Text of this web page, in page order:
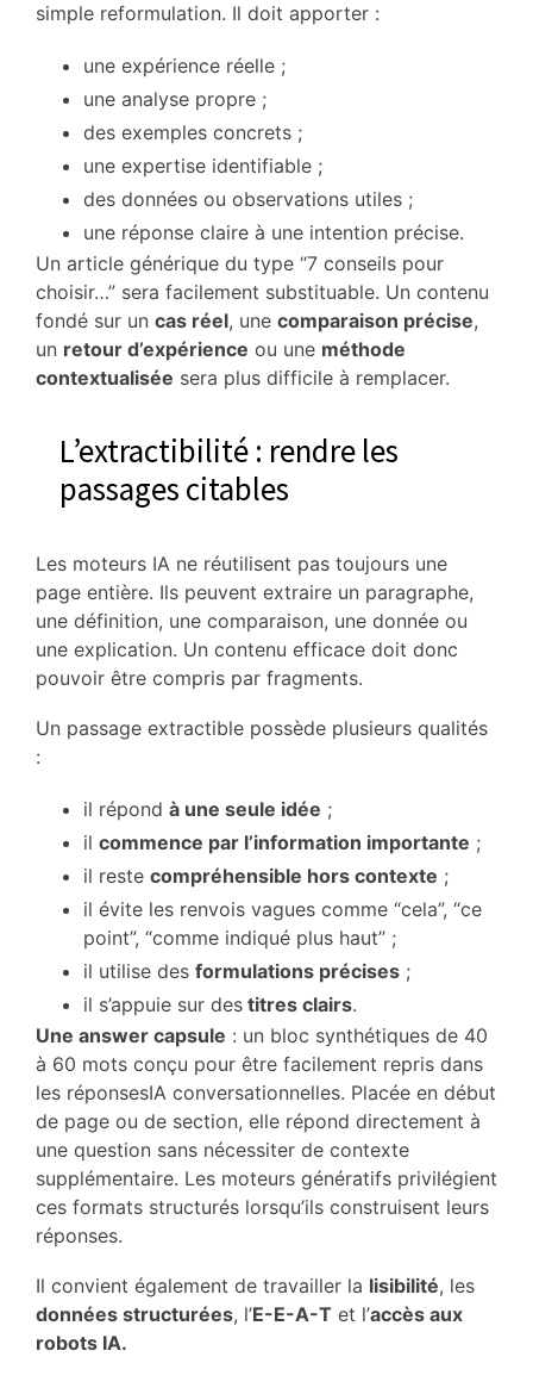
simple reformulation. Il doit apporter :
une expérience réelle ;
une analyse propre ;
des exemples concrets ;
une expertise identifiable ;
des données ou observations utiles ;
une réponse claire à une intention précise.
Un article générique du type “7 conseils pour
choisir…” sera facilement substituable. Un contenu
fondé sur un cas réel, une comparaison précise,
un retour d’expérience ou une méthode
contextualisée sera plus difficile à remplacer.
L’extractibilité : rendre les
passages citables
Les moteurs IA ne réutilisent pas toujours une
page entière. Ils peuvent extraire un paragraphe,
une définition, une comparaison, une donnée ou
une explication. Un contenu efficace doit donc
pouvoir être compris par fragments.
Un passage extractible possède plusieurs qualités
:
il répond à une seule idée ;
il commence par l’information importante ;
il reste compréhensible hors contexte ;
il évite les renvois vagues comme “cela”, “ce
point”, “comme indiqué plus haut” ;
il utilise des formulations précises ;
il s’appuie sur des titres clairs.
Une answer capsule : un bloc synthétiques de 40
à 60 mots conçu pour être facilement repris dans
les réponsesIA conversationnelles. Placée en début
de page ou de section, elle répond directement à
une question sans nécessiter de contexte
supplémentaire. Les moteurs génératifs privilégient
ces formats structurés lorsqu’ils construisent leurs
réponses.
Il convient également de travailler la lisibilité, les
données structurées, l’E-E-A-T et l’accès aux
robots IA.